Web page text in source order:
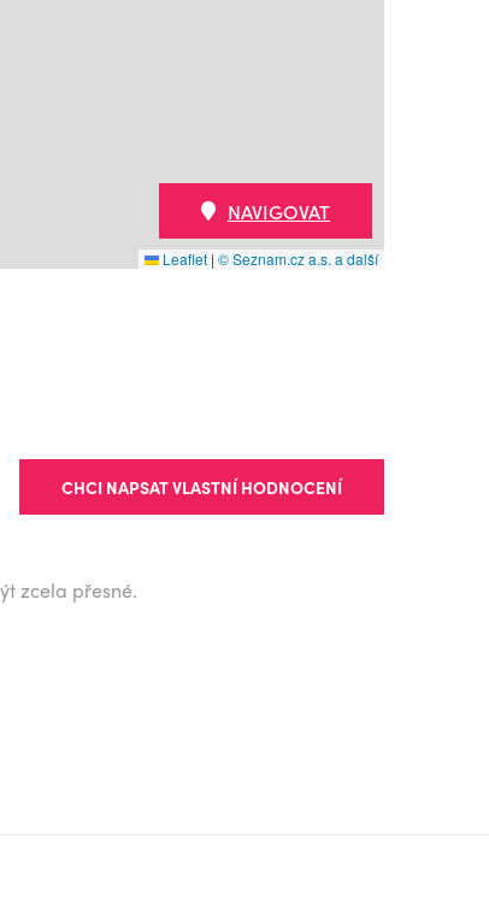
Leaflet | © Seznam.cz a.s. a další
NAVIGOVAT
CHCI NAPSAT VLASTNÍ HODNOCENÍ
zcela přesné.